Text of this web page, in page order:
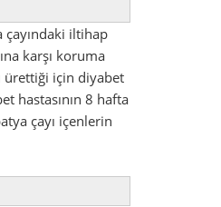
çayındaki iltihap
karşı koruma
ürettiği için diyabet
hastasının 8 hafta
çayı içenlerin